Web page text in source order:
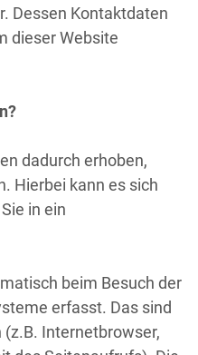
Dessen Kontaktdaten
dieser Website
dadurch erhoben,
Hierbei kann es sich
in ein
beim Besuch der
erfasst. Das sind
Internetbrowser,